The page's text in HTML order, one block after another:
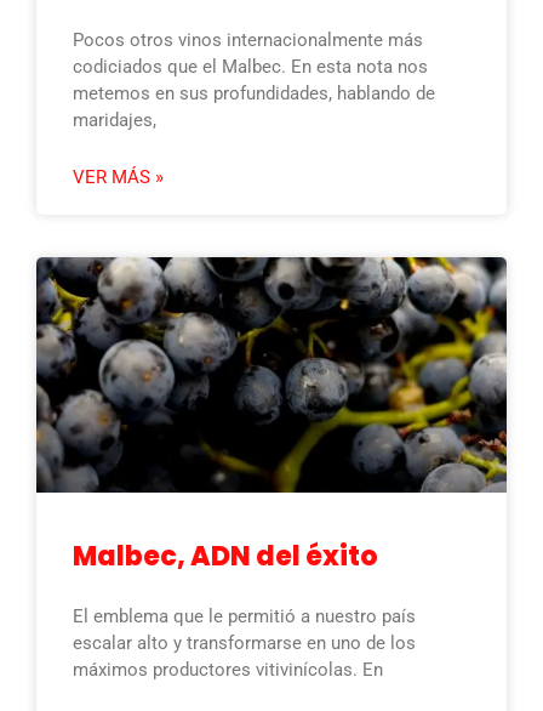
Pocos otros vinos internacionalmente más
codiciados que el Malbec. En esta nota nos
metemos en sus profundidades, hablando de
maridajes,
VER MÁS »
Malbec, ADN del éxito
El emblema que le permitió a nuestro país
escalar alto y transformarse en uno de los
máximos productores vitivinícolas. En